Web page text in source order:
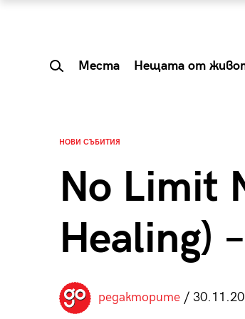
Места Нещата от
НОВИ СЪБИТИЯ
No Limit
Healing)
редакторите/
Summer